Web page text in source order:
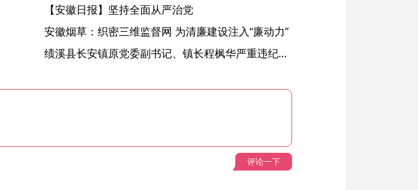
【安徽日报】坚持全面从严治党
安徽烟草：织密三维监督网 为清廉建设注入“廉动力”
绩溪县长安镇原党委副书记、镇长程枫华严重违纪违法被开除党籍和公职
评论一下